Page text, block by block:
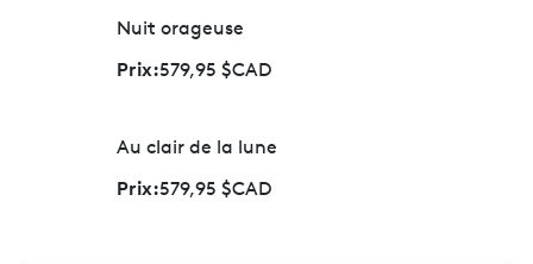
Nuit orageuse
Prix:579,95 $CAD
Au clair de la lune
Prix:579,95 $CAD